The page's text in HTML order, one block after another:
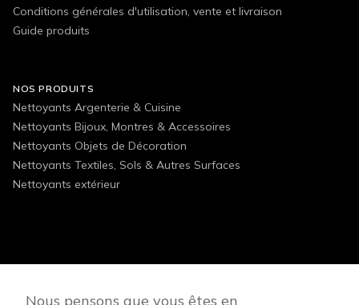
Conditions générales d'utilisation, vente et livraison
Guide produits
NOS PRODUITS
Nettoyants Argenterie & Cuisine
Nettoyants Bijoux, Montres & Accessoires
Nettoyants Objets de Décoration
Nettoyants Textiles, Sols & Autres Surfaces
Nettoyants extérieur
FOLLOW US
Nous pensons que vous êtes en